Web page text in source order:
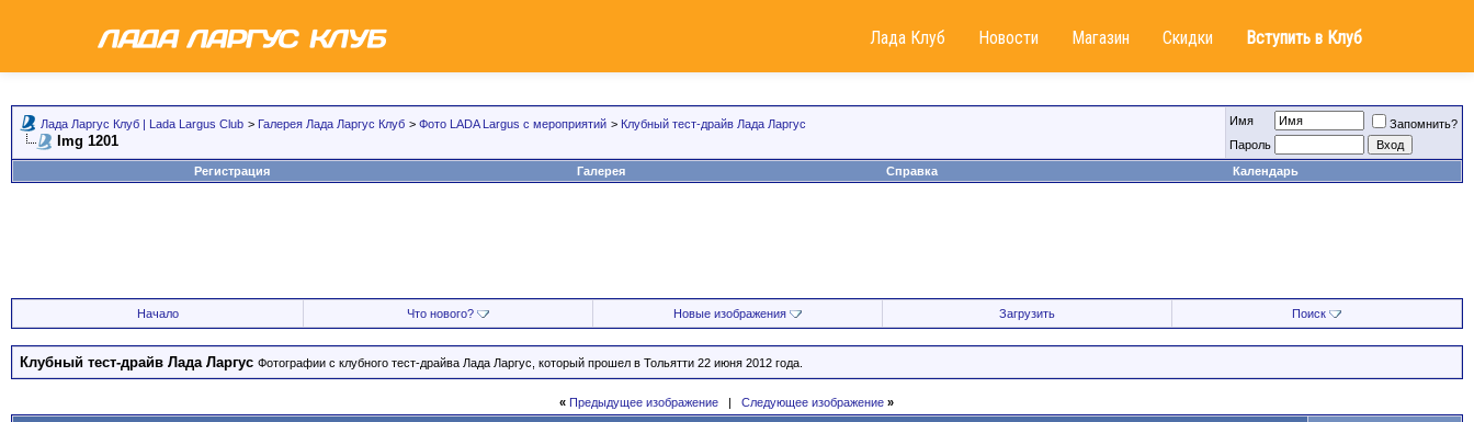
Лада Клуб Новости Магазин Скидки Вступить в Клуб
Лада Ларгус Клуб | Lada Largus Club > Галерея Лада Ларгус Клуб > Фото LADA Largus с мероприятий > Клубный тест-драйв Лада Ларгус
Img 1201
Имя
Запомнить?
Пароль
Регистрация
Галерея Справка Календарь
Начало Что нового? Новые изображения Загрузить Поиск
Клубный тест-драйв Лада Ларгус Фотографии с клубного тест-драйва Лада Ларгус, который прошел в Тольятти 22 июня 2012 года.
« Предыдущее изображение| Следующее изображение »